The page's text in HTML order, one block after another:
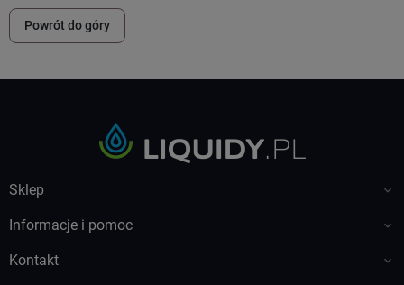
Powrót do góry
Sklep 
Informacje i pomoc 
Kontakt 